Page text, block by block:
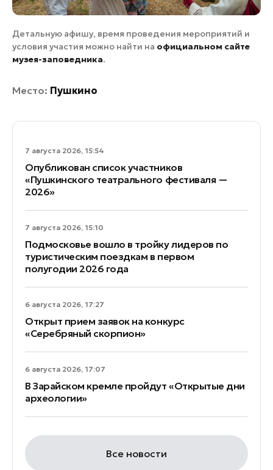
7 августа 2026, 15:54
Опубликован список участников
«Пушкинского театрального фестиваля —
2026»
7 августа 2026, 15:10
Подмосковье вошло в тройку лидеров по
туристическим поездкам в первом
полугодии 2026 года
6 августа 2026, 17:27
Открыт прием заявок на конкурс
«Серебряный скорпион»
6 августа 2026, 17:07
В Зарайском кремле пройдут «Открытые дни
археологии»
Все новости
Детальную афишу, время проведения мероприятий и
условия участия можно найти на официальном сайте
музея-заповедника.
Место: Пушкино